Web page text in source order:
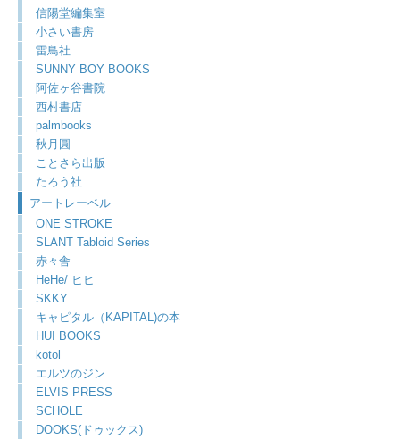
信陽堂編集室
小さい書房
雷鳥社
SUNNY BOY BOOKS
阿佐ヶ谷書院
西村書店
palmbooks
秋月圓
ことさら出版
たろう社
アートレーベル
ONE STROKE
SLANT Tabloid Series
赤々舎
HeHe/ ヒヒ
SKKY
キャピタル（KAPITAL)の本
HUI BOOKS
kotol
エルツのジン
ELVIS PRESS
SCHOLE
DOOKS(ドゥックス)